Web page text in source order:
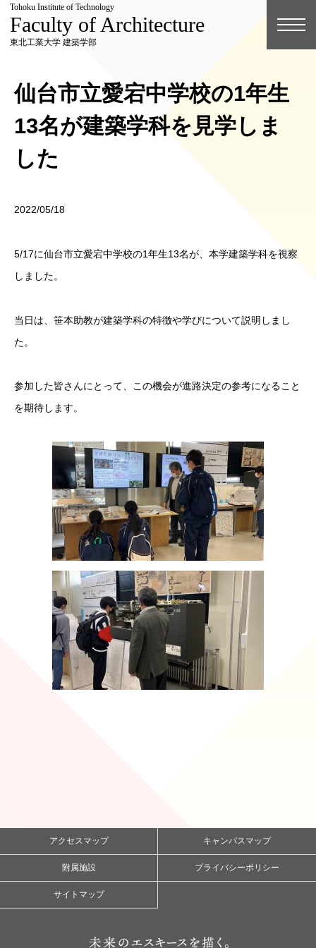
Tohoku Institute of Technology
Faculty of Architecture
東北工業大学 建築学部
仙台市立愛宕中学校の1年生
13名が建築学科を見学しま
した
2022/05/18
5/17に仙台市立愛宕中学校の1年生13名が、本学建築学科を視察
しました。
当日は、笹本助教が建築学科の特徴や学びについて説明しまし
た。
参加した皆さんにとって、この機会が進路決定の参考になること
を期待します。
アクセスマップ キャンパスマップ
附属施設 プライバシーポリシー
サイトマップ